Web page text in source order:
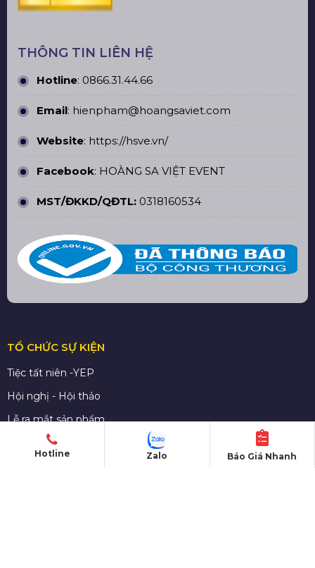
THÔNG TIN LIÊN HỆ
Hotline: 0866.31.44.66
Email: hienpham@hoangsaviet.com
Website: https://hsve.vn/
Facebook: HOÀNG SA VIỆT EVENT
MST/ĐKKD/QĐTL: 0318160534
TỔ CHỨC SỰ KIỆN
Tiệc tất niên -YEP
Hội nghị - Hội thảo
Lễ ra mắt sản phẩm
Lễ kỷ niệm thành lập
Khởi công - Động thổ
Hotline Báo Giá Nhanh
Zalo